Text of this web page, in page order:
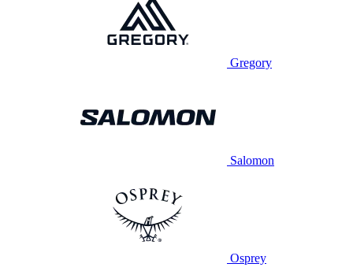
Gregory
Salomon
Osprey